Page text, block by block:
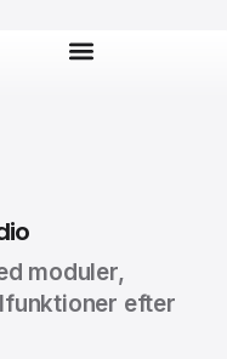
moduler,
efter